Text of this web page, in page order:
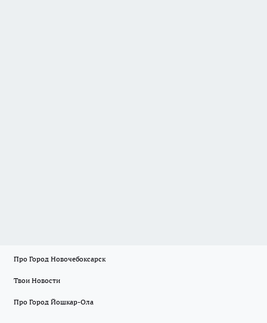
Про Город Новочебоксарск
Твои Новости
Про Город Йошкар-Ола